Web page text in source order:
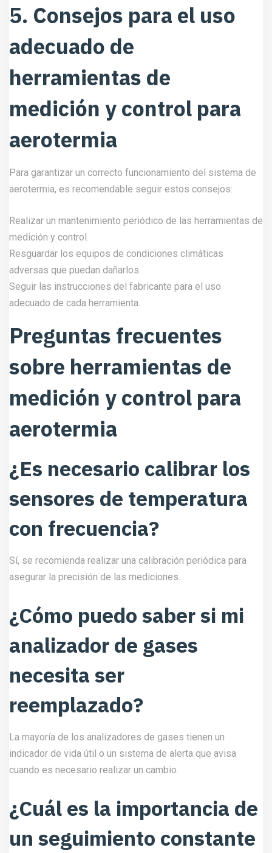
5. Consejos para el uso
adecuado de
herramientas de
medición y control para
aerotermia
Para garantizar un correcto funcionamiento del sistema de
aerotermia, es recomendable seguir estos consejos:
Realizar un mantenimiento periódico de las herramientas de
medición y control.
Resguardar los equipos de condiciones climáticas
adversas que puedan dañarlos.
Seguir las instrucciones del fabricante para el uso
adecuado de cada herramienta.
Preguntas frecuentes
sobre herramientas de
medición y control para
aerotermia
¿Es necesario calibrar los
sensores de temperatura
con frecuencia?
Sí, se recomienda realizar una calibración periódica para
asegurar la precisión de las mediciones.
¿Cómo puedo saber si mi
analizador de gases
necesita ser
reemplazado?
La mayoría de los analizadores de gases tienen un
indicador de vida útil o un sistema de alerta que avisa
cuando es necesario realizar un cambio.
¿Cuál es la importancia de
un seguimiento constante